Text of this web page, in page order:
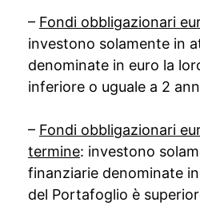
– Fondi obbligazionari
investono solamente in
denominate in euro la
inferiore o uguale a 2
– Fondi obbligazionari
termine: investono
finanziarie denominate
del Portafoglio è